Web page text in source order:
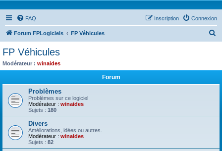
FAQ Connexion
Inscription
Forum FPLogiciels FP Véhicules
h
FP Véhicules
Modérateur : winaides
Forum
Problèmes
Problèmes sur ce logiciel
Modérateur : winaides
Sujets : 180
Divers
Améliorations, idées ou autres.
Modérateur : winaides
Sujets : 82